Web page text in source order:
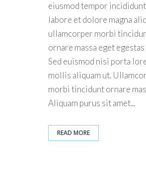
eiusmod tempor
labore et dolore magna
ullamcorper morbi
ornare massa eget
Sed euismod nisi porta
mollis aliquam ut.
morbi tincidunt ornare
Aliquam purus sit amet...
READ MORE